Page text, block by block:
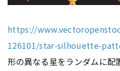
https://
126101/star-silhouette-
形の異なる星をランダムに配